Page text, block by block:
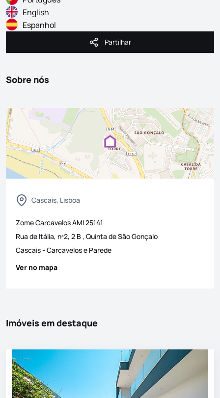
English
Espanhol
Partilhar
Partilhar
Sobre nós
Cascais, Lisboa
Zome CarcavelosAMI25141
Rua de Itália, nº2, 2 B , Quinta de São Gonçalo
Cascais- Carcavelos e Parede
Ver no mapa
Imóveis em destaque